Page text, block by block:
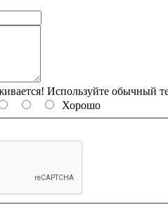
Используйте обычный
Хорошо